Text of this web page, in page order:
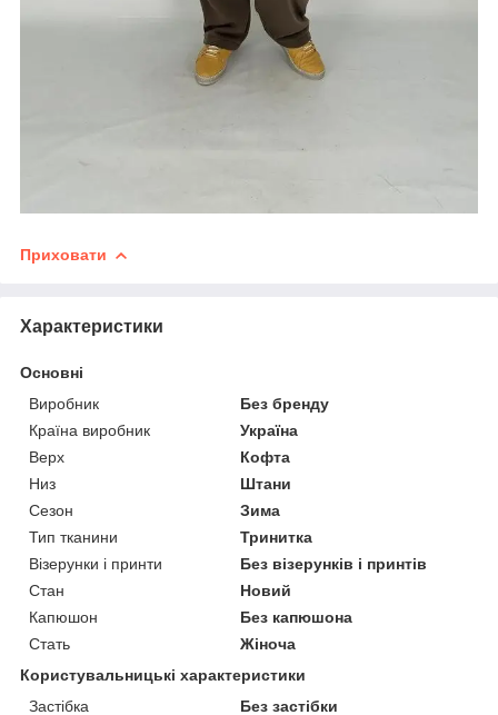
Приховати
Характеристики
Основні
Виробник
Без бренду
Країна виробник
Україна
Верх
Кофта
Низ
Штани
Сезон
Зима
Тип тканини
Тринитка
Візерунки і принти
Без візерунків і принтів
Стан
Новий
Капюшон
Без капюшона
Стать
Жіноча
Користувальницькі характеристики
Застібка
Без застібки